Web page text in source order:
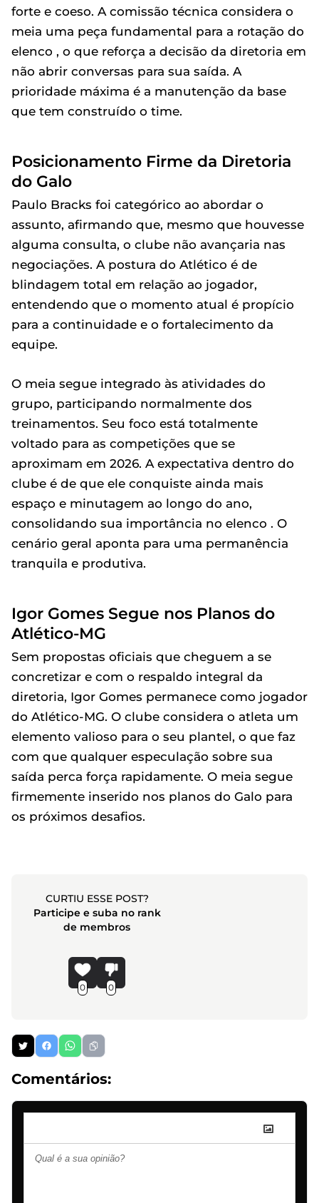
forte e coeso. A comissão técnica considera o
meia uma peça fundamental para a rotação do
elenco , o que reforça a decisão da diretoria em
não abrir conversas para sua saída. A
prioridade máxima é a manutenção da base
que tem construído o time.
Posicionamento Firme da Diretoria
do Galo
Paulo Bracks foi categórico ao abordar o
assunto, afirmando que, mesmo que houvesse
alguma consulta, o clube não avançaria nas
negociações. A postura do Atlético é de
blindagem total em relação ao jogador,
entendendo que o momento atual é propício
para a continuidade e o fortalecimento da
equipe.
O meia segue integrado às atividades do
grupo, participando normalmente dos
treinamentos. Seu foco está totalmente
voltado para as competições que se
aproximam em 2026. A expectativa dentro do
clube é de que ele conquiste ainda mais
espaço e minutagem ao longo do ano,
consolidando sua importância no elenco . O
cenário geral aponta para uma permanência
tranquila e produtiva.
Igor Gomes Segue nos Planos do
Atlético-MG
Sem propostas oficiais que cheguem a se
concretizar e com o respaldo integral da
diretoria, Igor Gomes permanece como jogador
do Atlético-MG. O clube considera o atleta um
elemento valioso para o seu plantel, o que faz
com que qualquer especulação sobre sua
saída perca força rapidamente. O meia segue
firmemente inserido nos planos do Galo para
os próximos desafios.
CURTIU ESSE POST?
Participe e suba no rank
de membros
0 0
Comentários: